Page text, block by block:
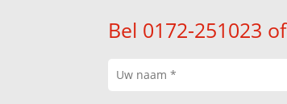
Bel 0172-251023